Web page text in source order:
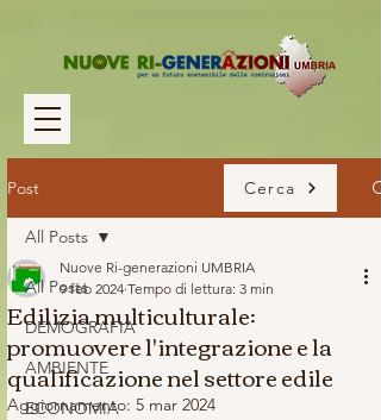
Post
All Posts
DEMOGRAFIA
AMBIENTE
ECONOMIA
All Posts
Edilizia multiculturale:
promuovere l'integrazione e la
qualificazione nel settore edile
Nuove Ri-generazioni UMBRIA
9 feb 2024 Tempo di lettura: 3 min
Aggiornamento: 5 mar 2024
Cerca